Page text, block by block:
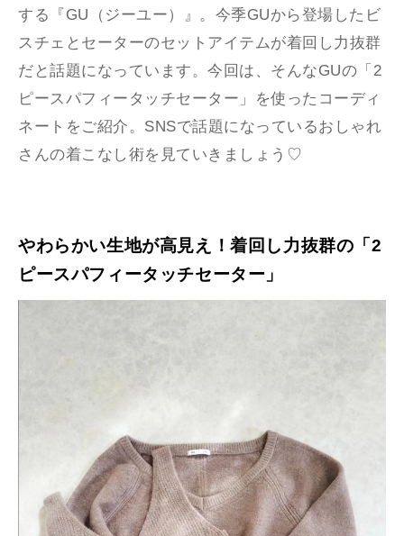
する『GU（ジーユー）』。今季GUから登場したビ
スチェとセーターのセットアイテムが着回し力抜群
だと話題になっています。今回は、そんなGUの「2
ピースパフィータッチセーター」を使ったコーディ
ネートをご紹介。SNSで話題になっているおしゃれ
さんの着こなし術を見ていきましょう♡
やわらかい生地が高見え！着回し力抜群の「2
ピースパフィータッチセーター」